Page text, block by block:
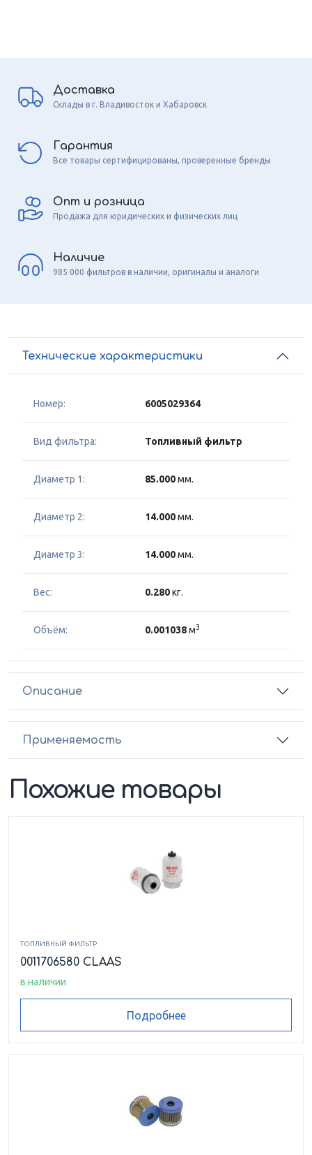
Доставка
Склады в г. Владивосток и Хабаровск
Гарантия
Все товары сертифицированы, проверенные бренды
Опт и розница
Продажа для юридических и физических лиц
Наличие
985 000 фильтров в наличии, оригиналы и аналоги
Технические характеристики
Номер: 6005029364
Вид фильтра: Топливный фильтр
Диаметр 1: 85.000мм.
Диаметр 2: 14.000мм.
Диаметр 3: 14.000мм.
Вес: 0.280кг.
Объём: 0.001038м3
Описание
Применяемость
Похожие товары
ТОПЛИВНЫЙ ФИЛЬТР
0011706580 CLAAS
в наличии
Подробнее